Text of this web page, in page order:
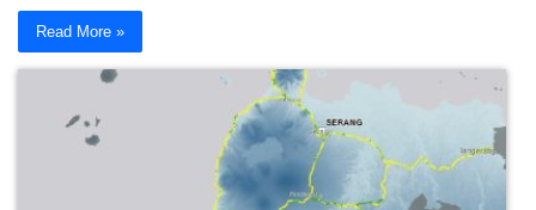
Read More »